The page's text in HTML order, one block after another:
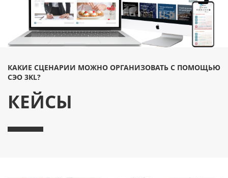
КАКИЕ СЦЕНАРИИ МОЖНО ОРГАНИЗОВАТЬ С ПОМОЩЬЮ
СЭО 3KL?
КЕЙСЫ